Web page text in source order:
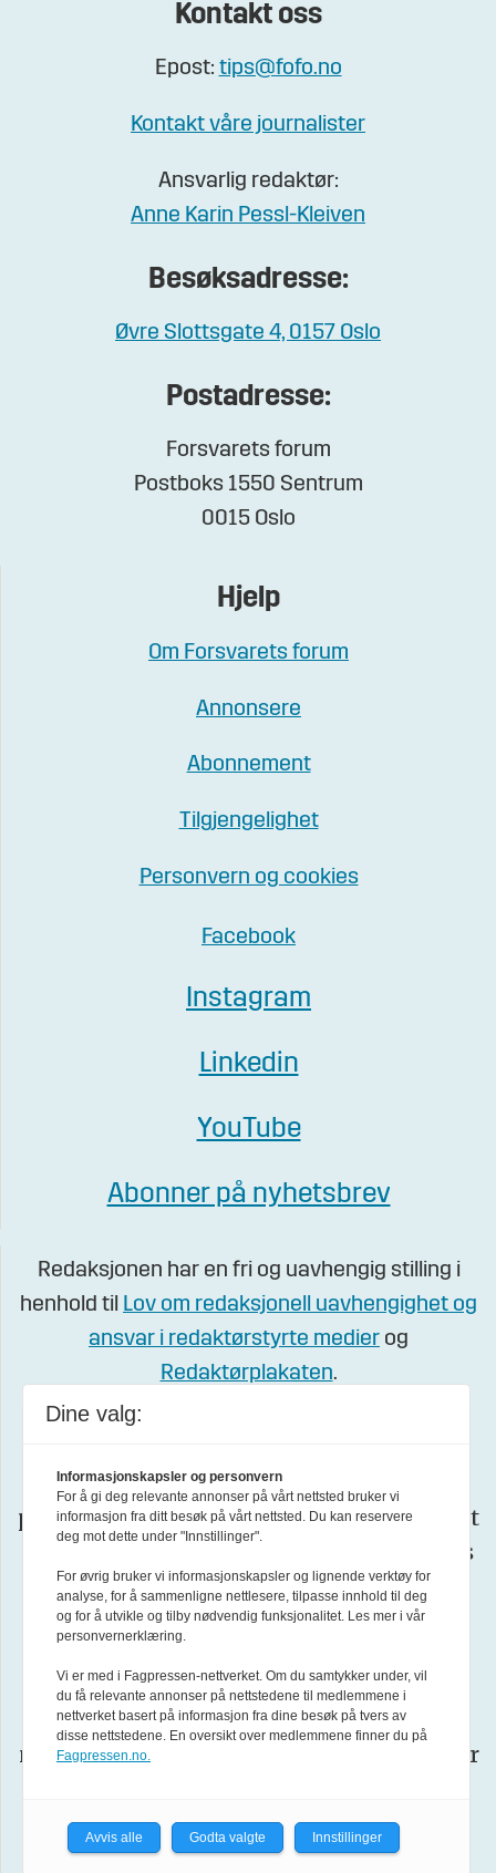
Kontakt oss
Epost: tips@fofo.no
Kontakt våre journalister
Ansvarlig redaktør:
Anne Karin Pessl-Kleiven
Besøksadresse:
Øvre Slottsgate 4, 0157 Oslo
Postadresse:
Forsvarets forum
Postboks 1550 Sentrum
0015 Oslo
Hjelp
Om Forsvarets forum
Annonsere
Abonnement
Tilgjengelighet
Personvern og cookies
Facebook
Instagram
Linkedin
YouTube
Abonner på nyhetsbrev
Redaksjonen har en fri og uavhengig stilling i
henhold til Lov om redaksjonell uavhengighet og
ansvar i redaktørstyrte medier og
Redaktørplakaten.
Varsom-plakatens
presseskikk. Den som mener seg rammet
av urettmessig medieomtale, oppfordres
til åta kontakt med redaksjonen
Pressens Faglige Utvalg (PFU)
klageorgan oppnevnt av Norsk
Presseforbund som behandler klager
mot mediene i presseetiske spørsmål. For
www.presse.no
Dine valg:
Informasjonskapsler og personvern
For å gi deg relevante annonser på vårt nettsted bruker vi
informasjon fra ditt besøk på vårt nettsted. Du kan reservere
deg mot dette under "Innstillinger".
For øvrig bruker vi informasjonskapsler og lignende verktøy for
analyse, for å sammenligne nettlesere, tilpasse innhold til deg
og for å utvikle og tilby nødvendig funksjonalitet. Les mer i vår
personvernerklæring.
Vi er med i Fagpressen-nettverket. Om du samtykker under, vil
du få relevante annonser på nettstedene til medlemmene i
nettverket basert på informasjon fra dine besøk på tvers av
disse nettstedene. En oversikt over medlemmene finner du på
Fagpressen.no.
Avvis alle Godta valgte Innstillinger